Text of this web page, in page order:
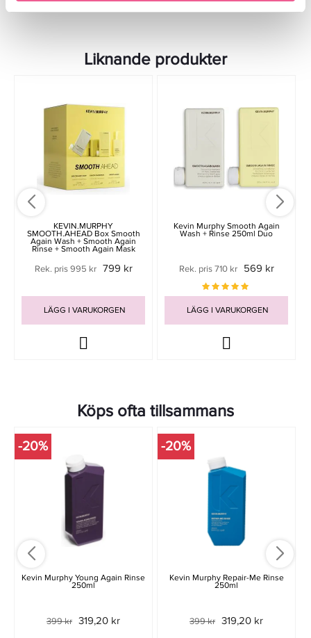
Liknande produkter
KEVIN.MURPHY
SMOOTH.AHEAD Box Smooth
Again Wash + Smooth Again
Rinse + Smooth Again Mask
Rek. pris 995 kr 799 kr
LÄGG I VARUKORGEN
Kevin Murphy Smooth Again
Wash + Rinse 250ml Duo
Rek. pris 710 kr 569 kr
LÄGG I VARUKORGEN
Köps ofta tillsammans
-20%
Kevin Murphy Young Again Rinse
250ml
399 kr 319,20 kr
-20%
Kevin Murphy Repair-Me Rinse
250ml
399 kr 319,20 kr